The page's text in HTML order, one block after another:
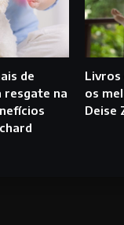
de
resgate na
Livros
os
Deise